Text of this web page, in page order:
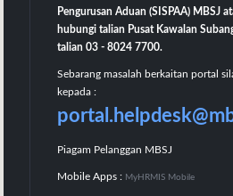
Pengurusan Aduan (SISPAA) MBSJ
hubungi talian Pusat Kawalan
talian 03 - 8024 7700.
Sebarang masalah berkaitan portal
kepada :
Piagam Pelanggan MBSJ
Mobile Apps : MyHRMIS Mobile